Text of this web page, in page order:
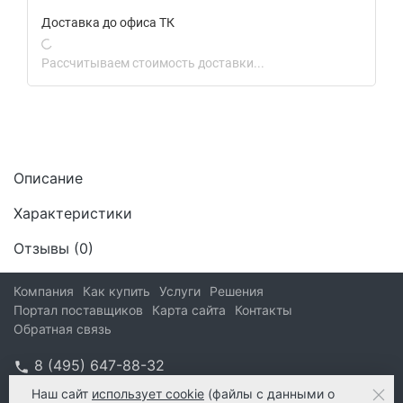
Доставка до офиса ТК
Рассчитываем стоимость доставки...
Описание
Характеристики
Отзывы (0)
Компания Как купить Услуги
Решения
Портал поставщиков
Карта сайта
Контакты
Обратная связь
8 (495) 647-88-32
info@kform.ru
Наш сайт использует cookie (файлы с данными о